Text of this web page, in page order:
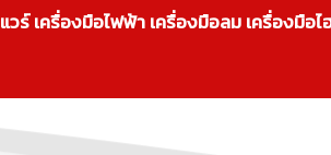
เครื่องมือไฟฟ้า เครื่องมือลม เครื่อง